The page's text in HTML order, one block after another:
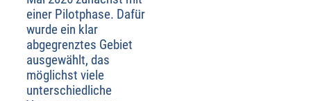
einer Pilotphase. Dafür
wurde ein klar
abgegrenztes Gebiet
ausgewählt, das
möglichst viele
unterschiedliche